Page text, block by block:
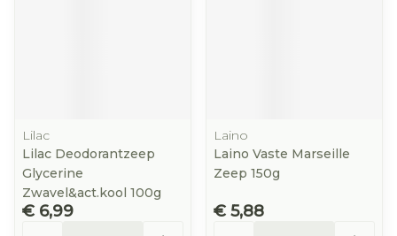
Lilac
Lilac Deodorantzeep
Glycerine
Zwavel&act.kool 100g
€ 6,99
Laino
Laino Vaste Marseille
Zeep 150g
€ 5,88